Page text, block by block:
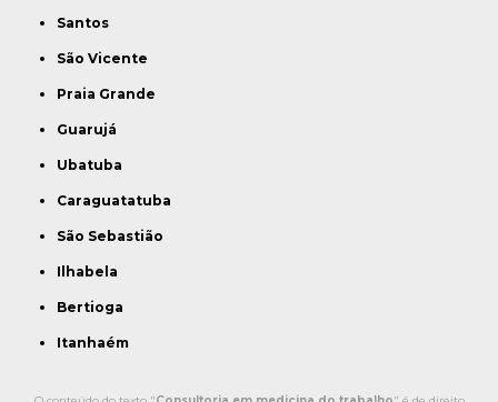
Santos
São Vicente
Praia Grande
Guarujá
Ubatuba
Caraguatatuba
São Sebastião
Ilhabela
Bertioga
Itanhaém